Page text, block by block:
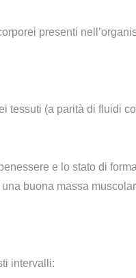
presenti
tessuti (a parità di fluidi
e lo stato di
buona massa
intervalli: